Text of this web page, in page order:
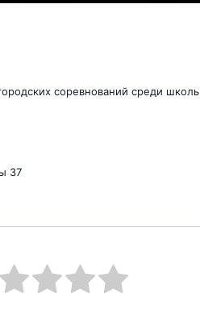
соревнований среди
37